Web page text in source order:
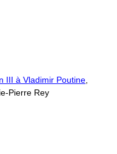
III à Vladimir Poutine,
Pierre Rey